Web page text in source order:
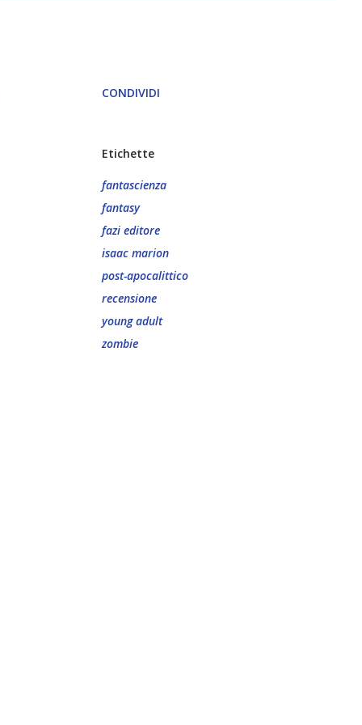
CONDIVIDI
Etichette
fantascienza
fantasy
fazi editore
isaac marion
post-apocalittico
recensione
young adult
zombie